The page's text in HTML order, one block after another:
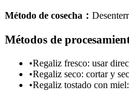
Método de cosecha ：
Métodos de
•Regaliz fresco: usar
•Regaliz seco: cortar y
•Regaliz tostado con